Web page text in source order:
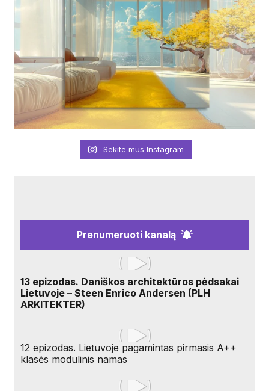
Sekite mus Instagram
Prenumeruoti kanalą
13 epizodas. Daniškos architektūros pėdsakai
Lietuvoje – Steen Enrico Andersen (PLH
ARKITEKTER)
12 epizodas. Lietuvoje pagamintas pirmasis A++
klasės modulinis namas